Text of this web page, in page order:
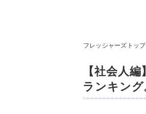
フレッシャーズトップ
【社会人
ランキング